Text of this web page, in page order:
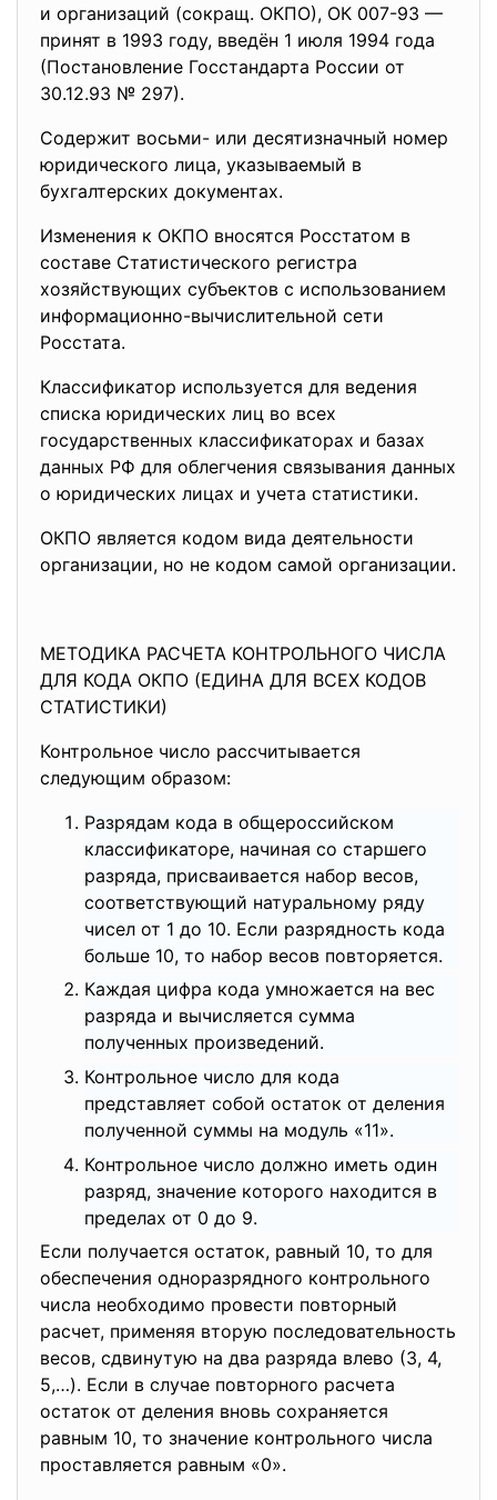
и организаций (сокращ. ОКПО), ОК 007-93 —
принят в 1993 году, введён 1 июля 1994 года
(Постановление Госстандарта России от
30.12.93 № 297).
Содержит восьми- или десятизначный номер
юридического лица, указываемый в
бухгалтерских документах.
Изменения к ОКПО вносятся Росстатом в
составе Статистического регистра
хозяйствующих субъектов с использованием
информационно-вычислительной сети
Росстата.
Классификатор используется для ведения
списка юридических лиц во всех
государственных классификаторах и базах
данных РФ для облегчения связывания данных
о юридических лицах и учета статистики.
ОКПО является кодом вида деятельности
организации, но не кодом самой организации.
МЕТОДИКА РАСЧЕТА КОНТРОЛЬНОГО ЧИСЛА
ДЛЯ КОДА ОКПО (ЕДИНА ДЛЯ ВСЕХ КОДОВ
СТАТИСТИКИ)
Контрольное число рассчитывается
следующим образом:
Разрядам кода в общероссийском
классификаторе, начиная со старшего
разряда, присваивается набор весов,
соответствующий натуральному ряду
чисел от 1 до 10. Если разрядность кода
больше 10, то набор весов повторяется.
Каждая цифра кода умножается на вес
разряда и вычисляется сумма
полученных произведений.
Контрольное число для кода
представляет собой остаток от деления
полученной суммы на модуль «11».
Контрольное число должно иметь один
разряд, значение которого находится в
пределах от 0 до 9.
Если получается остаток, равный 10, то для
обеспечения одноразрядного контрольного
числа необходимо провести повторный
расчет, применяя вторую последовательность
весов, сдвинутую на два разряда влево (3, 4,
5,…). Если в случае повторного расчета
остаток от деления вновь сохраняется
равным 10, то значение контрольного числа
проставляется равным «0».